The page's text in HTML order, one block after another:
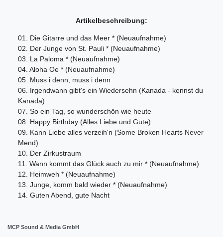
Artikelbeschreibung:
01. Die Gitarre und das Meer * (Neuaufnahme)
02. Der Junge von St. Pauli * (Neuaufnahme)
03. La Paloma * (Neuaufnahme)
04. Aloha Oe * (Neuaufnahme)
05. Muss i denn, muss i denn
06. Irgendwann gibt's ein Wiedersehn (Kanada - kennst du
Kanada)
07. So ein Tag, so wunderschön wie heute
08. Happy Birthday (Alles Liebe und Gute)
09. Kann Liebe alles verzeih'n (Some Broken Hearts Never
Mend)
10. Der Zirkustraum
11. Wann kommt das Glück auch zu mir * (Neuaufnahme)
12. Heimweh * (Neuaufnahme)
13. Junge, komm bald wieder * (Neuaufnahme)
14. Guten Abend, gute Nacht
MCP Sound & Media GmbH